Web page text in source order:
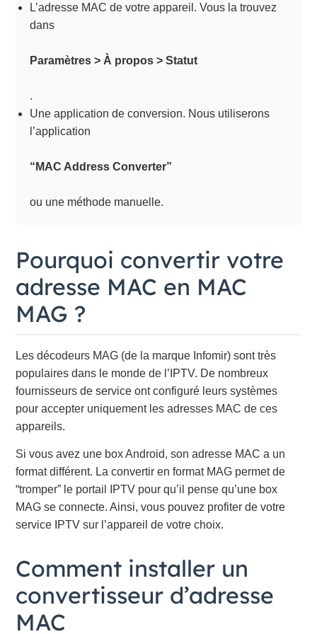
L’adresse MAC de votre appareil. Vous la trouvez
dans
Paramètres > À propos > Statut
.
Une application de conversion. Nous utiliserons
l’application
“MAC Address Converter”
ou une méthode manuelle.
Pourquoi convertir votre
adresse MAC en MAC
MAG ?
Les décodeurs MAG (de la marque Infomir) sont très
populaires dans le monde de l’IPTV. De nombreux
fournisseurs de service ont configuré leurs systèmes
pour accepter uniquement les adresses MAC de ces
appareils.
Si vous avez une box Android, son adresse MAC a un
format différent. La convertir en format MAG permet de
“tromper” le portail IPTV pour qu’il pense qu’une box
MAG se connecte. Ainsi, vous pouvez profiter de votre
service IPTV sur l’appareil de votre choix.
Comment installer un
convertisseur d’adresse
MAC